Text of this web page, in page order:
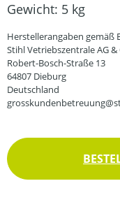
Gewicht: 5 kg
Herstellerangaben gemäß
Stihl Vetriebszentrale AG &
Robert-Bosch-Straße 13
64807 Dieburg
Deutschland